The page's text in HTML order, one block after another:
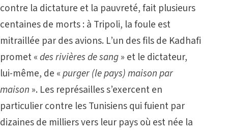
contre la dictature et la pauvreté, fait plusieurs
centaines de morts : à Tripoli, la foule est
mitraillée par des avions. L’un des fils de Kadhafi
promet «des rivières de sang» et le dictateur,
lui-même, de «purger (le pays) maison par
maison ». Les représailles s’exercent en
particulier contre les Tunisiens qui fuient par
dizaines de milliers vers leur pays où est née la